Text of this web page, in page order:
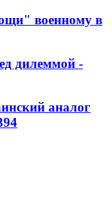
военному в
дилеммой -
аналог